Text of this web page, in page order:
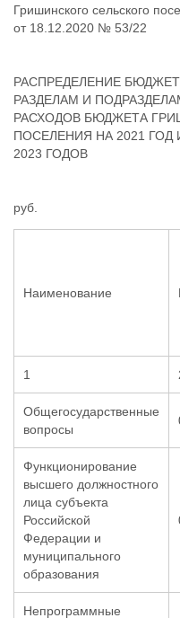
Гришинского сельского
от 18.12.2020 № 53/22
РАСПРЕДЕЛЕНИЕ
РАЗДЕЛАМ И
РАСХОДОВ БЮДЖЕТА
ПОСЕЛЕНИЯ НА 2021
2023 ГОДОВ
руб.
Наименование
1
Общегосударственные
вопросы
Функционирование
высшего должностного
лица субъекта
Российской
Федерации и
муниципального
образования
Непрограммные